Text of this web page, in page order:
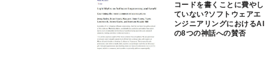
コードを書くことに費やし
ていない?ソフトウェアエ
ンジニアリングにおけるAI
の8つの神話への賛否